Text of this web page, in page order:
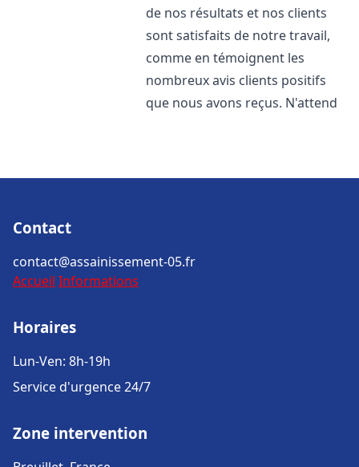
de nos résultats et nos clients
sont satisfaits de notre travail,
comme en témoignent les
nombreux avis clients positifs
que nous avons reçus. N'attend
Contact
contact@assainissement-05.fr
Accueil Informations
Horaires
Lun-Ven: 8h-19h
Service d'urgence 24/7
Zone intervention